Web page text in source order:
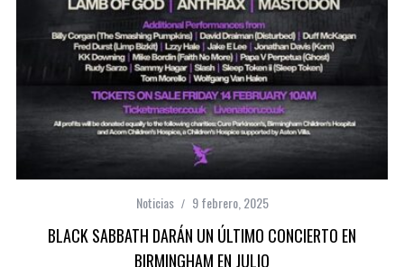
Noticias 9 febrero, 2025
BLACK SABBATH DARÁN UN ÚLTIMO CONCIERTO EN
BIRMINGHAM EN JULIO